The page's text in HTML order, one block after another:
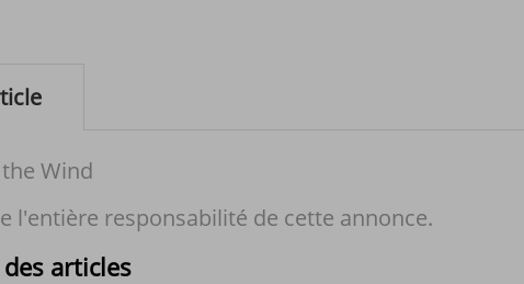
Wind
l'entière responsabilité de cette annonce.
articles